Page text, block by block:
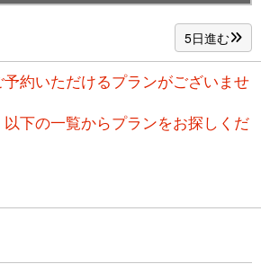
5日進む
約いただけるプランがございませ
下の一覧からプランをお探しくだ